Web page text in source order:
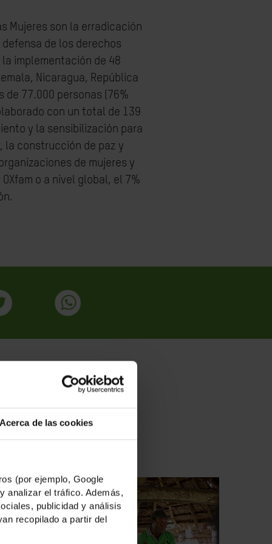
Acerca de las cookies
(por ejemplo, Google
analizar el tráfico. Además,
publicidad y análisis
recopilado a partir del
Mujeres son la erradicación
de los derechos
implementación de 48
Nicaragua, República
de 77.000 personas (76%
con un total de 139
y la sensibilización para
la construcción de paz y
de mujeres y
o a nivel global, el 7%